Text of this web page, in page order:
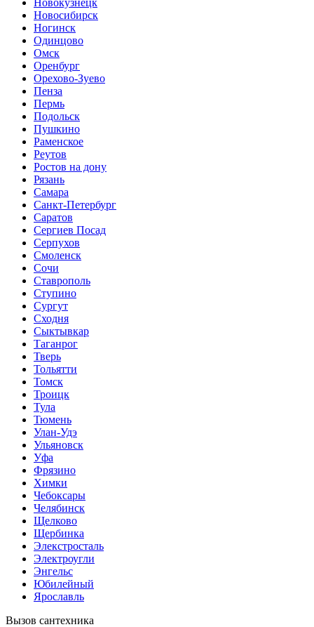
Новокузнецк
Новосибирск
Ногинск
Одинцово
Омск
Оренбург
Орехово-Зуево
Пенза
Пермь
Подольск
Пушкино
Раменское
Реутов
Ростов на дону
Рязань
Самара
Санкт-Петербург
Саратов
Сергиев Посад
Серпухов
Смоленск
Сочи
Ставрополь
Ступино
Сургут
Сходня
Сыктывкар
Таганрог
Тверь
Тольятти
Томск
Троицк
Тула
Тюмень
Улан-Удэ
Ульяновск
Уфа
Фрязино
Химки
Чебоксары
Челябинск
Щелково
Щербинка
Элекстросталь
Электроугли
Энгельс
Юбилейный
Ярославль
Вызов сантехника